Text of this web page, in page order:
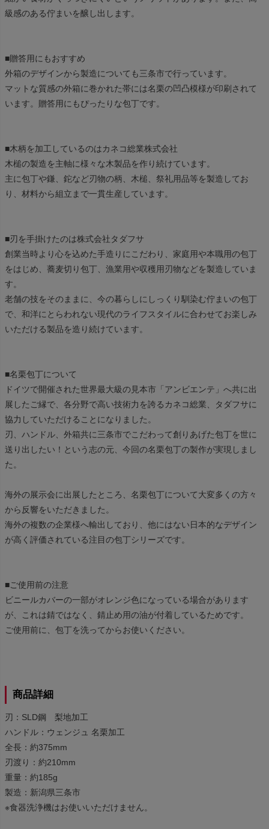
級感のある佇まいを醸し出します。
■贈答用にもおすすめ
外箱のデザインから製造についても三条市で行っています。
マットな質感の外箱に巻かれた帯には名栗の凹凸模様が印刷されて
います。贈答用にもぴったりな包丁です。
■木柄を加工しているのはカネコ総業株式会社
木槌の製造を主軸に様々な木製品を作り続けています。
主に包丁や鎌、鉈など刃物の柄、木槌、祭礼用品等を製造してお
り、材料から組立まで一貫生産しています。
■刃を手掛けたのは株式会社タダフサ
創業当時より心を込めた手造りにこだわり、家庭用や本職用の包丁
をはじめ、蕎麦切り包丁、漁業用や収穫用刃物などを製造していま
す。
老舗の技をそのままに、今の暮らしにしっくり馴染む佇まいの包丁
で、和洋にとらわれない現代のライフスタイルに合わせてお楽しみ
いただける製品を造り続けています。
■名栗包丁について
ドイツで開催された世界最大級の見本市「アンビエンテ」へ共に出
展したご縁で、各分野で高い技術力を誇るカネコ総業、タダフサに
協力していただけることになりました。
刃、ハンドル、外箱共に三条市でこだわって創りあげた包丁を世に
送り出したい！という志の元、今回の名栗包丁の製作が実現しまし
た。
海外の展示会に出展したところ、名栗包丁について大変多くの方々
から反響をいただきました。
海外の複数の企業様へ輸出しており、他にはない日本的なデザイン
が高く評価されている注目の包丁シリーズです。
■ご使用前の注意
ビニールカバーの一部がオレンジ色になっている場合があります
が、これは錆ではなく、錆止め用の油が付着しているためです。
ご使用前に、包丁を洗ってからお使いください。
商品詳細
刃：SLD鋼 梨地加工
ハンドル：ウェンジュ 名栗加工
全長：約375mm
刃渡り：約210mm
重量：約185g
製造：新潟県三条市
※食器洗浄機はお使いいただけません。